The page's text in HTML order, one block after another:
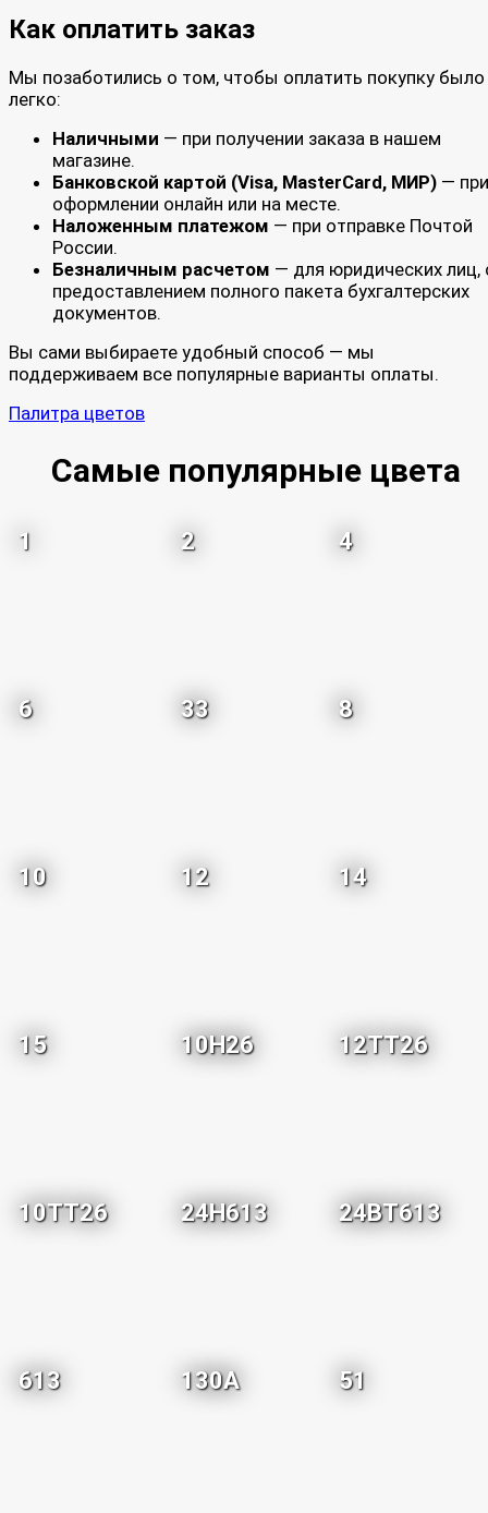
Как оплатить заказ
Мы позаботились о том, чтобы оплатить покупку было
легко:
Наличными — при получении заказа в нашем
магазине.
Банковской картой (Visa, MasterCard, МИР) — при
оформлении онлайн или на месте.
Наложенным платежом — при отправке Почтой
России.
Безналичным расчетом — для юридических лиц,
предоставлением полного пакета бухгалтерских
документов.
Вы сами выбираете удобный способ — мы
поддерживаем все популярные варианты оплаты.
Палитра цветов
Самые популярные цвета
1 2 4
6 33 8
10 12 14
15 10H26 12TT26
10TT26 24H613 24BT613
613 130A 51